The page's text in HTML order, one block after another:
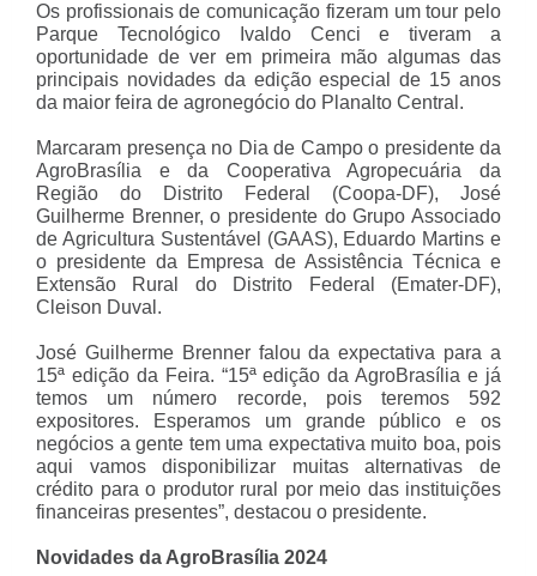
Os profissionais de comunicação fizeram um tour pelo
Parque Tecnológico Ivaldo Cenci e tiveram a
oportunidade de ver em primeira mão algumas das
principais novidades da edição especial de 15 anos
da maior feira de agronegócio do Planalto Central.
Marcaram presença no Dia de Campo o presidente da
AgroBrasília e da Cooperativa Agropecuária da
Região do Distrito Federal (Coopa-DF), José
Guilherme Brenner, o presidente do Grupo Associado
de Agricultura Sustentável (GAAS), Eduardo Martins e
o presidente da Empresa de Assistência Técnica e
Extensão Rural do Distrito Federal (Emater-DF),
Cleison Duval.
José Guilherme Brenner falou da expectativa para a
15ª edição da Feira. “15ª edição da AgroBrasília e já
temos um número recorde, pois teremos 592
expositores. Esperamos um grande público e os
negócios a gente tem uma expectativa muito boa, pois
aqui vamos disponibilizar muitas alternativas de
crédito para o produtor rural por meio das instituições
financeiras presentes”, destacou o presidente.
Novidades da AgroBrasília 2024